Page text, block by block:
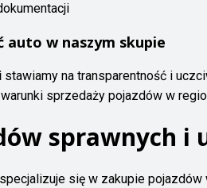
auto w naszym skupie
stawiamy na transparentność i
sprzedaży pojazdów w
sprawnych i
specjalizuje się w zakupie pojazdów